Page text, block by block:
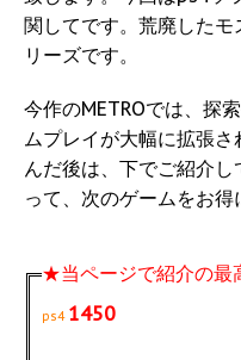
関してです。荒廃した
リーズです。
今作のMETROでは、探
ムプレイが大幅に拡張
んだ後は、下でご紹介
って、次のゲームをお得
★当ページで紹介の最
ps4 1450